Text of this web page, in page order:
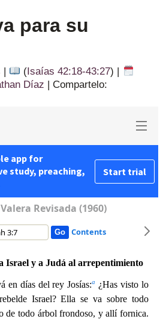
para su
| (Isaías 42:18-43:27) |
Díaz | Compartelo: